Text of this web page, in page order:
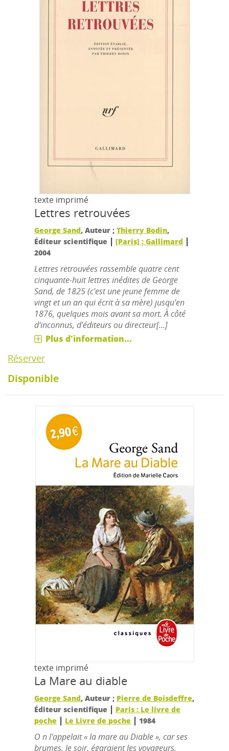
texte imprimé
Lettres retrouvées
George Sand, Auteur ;Thierry Bodin,
Éditeur scientifique |[Paris] : Gallimard |
2004
Lettres retrouvées rassemble quatre cent
cinquante-huit lettres inédites de George
Sand, de 1825 (c'est une jeune femme de
vingt et un an qui écrit à sa mère) jusqu'en
1876, quelques mois avant sa mort. À côté
d'inconnus, d'éditeurs ou directeur[...]
Plus d'information...
Réserver
Disponible
texte imprimé
La Mare au diable
George Sand, Auteur ; Pierre de Boisdeffre,
Éditeur scientifique | Paris : Le livre de
poche | Le Livre de poche | 1984
O n l'appelait « la mare au Diable », car ses
brumes, le soir, égaraient les voyageurs.